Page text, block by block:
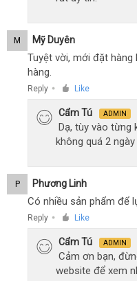
M Mỹ Duyên
Tuyệt vời, mới đặt
hàng.
Reply ● Like
Cẩm Tú ADMIN
Dạ, tùy vào từng
không quá 2
P Phương Linh
Có nhiều sản phẩm để
Reply ● Like
Cẩm Tú ADMIN
Cảm ơn bạn,
website để xem